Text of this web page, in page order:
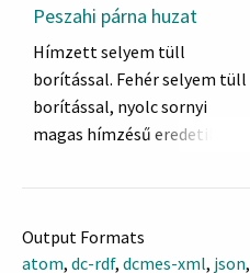
בםספר מי חלדינו
רק חתלאות חלקינו
בבה אבוותינו במיצרים
אנחו מסב לותם בפלים
עד שמע אלי נאקתם
שלח משה ואהרוך לפד תם
Körülötte eredetileg tarka,
mára már kifakult virágos,
Peszahi párna huzat
Hímzett selyem tüll
borítással. Fehér selyem tüll
borítással, nyolc sornyi
magas hímzésű eredetileg
német szöveg:
Az ünnep tavasszal jön
Output Formats
atom, dc-rdf, dcmes-xml, json,